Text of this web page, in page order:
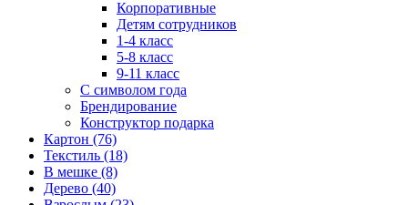
Корпоративные
Детям сотрудников
1-4 класс
5-8 класс
9-11 класс
С символом года
Брендирование
Конструктор подарка
Картон (76)
Текстиль (18)
В мешке (8)
Дерево (40)